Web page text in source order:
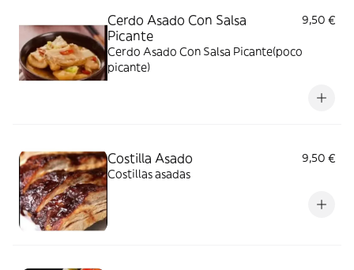
Cerdo Asado Con Salsa
Picante
9,50 €
Cerdo Asado Con Salsa Picante(poco
picante)
Costilla Asado
9,50 €
Costillas asadas